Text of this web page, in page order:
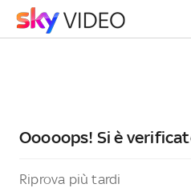
Ooooops! Si è
Riprova più tardi